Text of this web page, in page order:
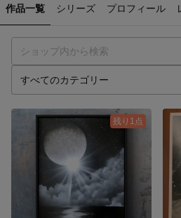
作品一覧 シリーズ プロフィール
残り1点